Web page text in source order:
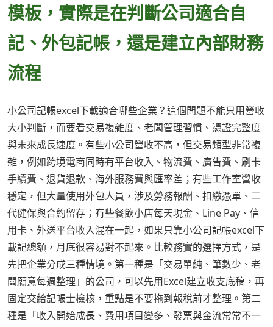
模板，實際是在判斷公司適合自
記、外包記帳，還是建立內部財務
流程
小公司記帳excel下載適合哪些企業？這個問題不能只用營收
大小判斷，而要看交易複雜度、老闆管理習慣、憑證完整度
與未來成長速度。有些小公司營收不高，但交易類型非常複
雜，例如跨境電商同時有平台收入、物流費、廣告費、刷卡
手續費、退貨退款、海外服務費與匯率差；有些工作室營收
穩定，但大量使用外包人員，涉及勞務報酬、扣繳憑單、二
代健保與合約留存；有些餐飲小店每天現金、Line Pay、信
用卡、外送平台收入混在一起，如果只靠小公司記帳excel下
載記總額，月底很容易對不起來。比較務實的選擇方式，是
先把企業分成三種情境。第一種是「交易單純、筆數少、老
闆願意每週整理」的公司，可以先用Excel建立收支底稿，再
固定交給記帳士檢核，重點是不要拖到報稅前才整理。第二
種是「收入開始成長、費用項目變多、發票與金流常常不一